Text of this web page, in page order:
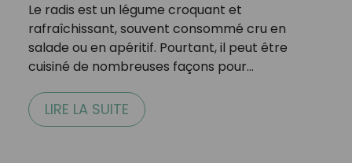
Le radis est un légume croquant et
rafraîchissant, souvent consommé cru en
salade ou en apéritif. Pourtant, il peut être
cuisiné de nombreuses façons pour…
LIRE LA SUITE